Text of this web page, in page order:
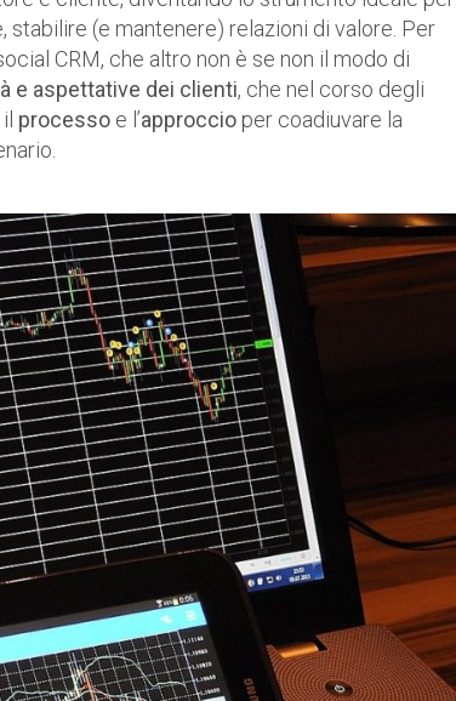
(e mantenere) relazioni di valore. Per
CRM, che altro non è se non il modo di
e aspettative dei clienti, che nel corso degli
processo e l’approccioper coadiuvare la